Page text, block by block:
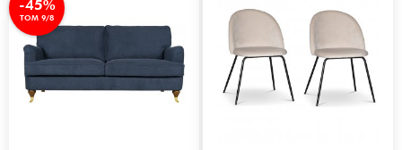
-45%
TOM 9/8